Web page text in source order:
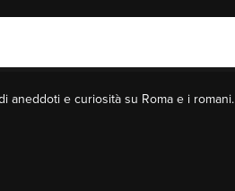
aneddoti e curiosità su Roma e i romani.